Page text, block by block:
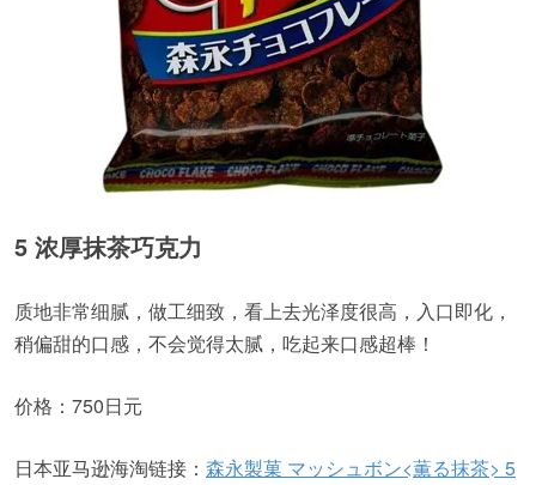
5 浓厚抹茶巧克力
质地非常细腻，做工细致，看上去光泽度很高，入口即化，
稍偏甜的口感，不会觉得太腻，吃起来口感超棒！
价格：750日元
日本亚马逊海淘链接： 森永製菓 マッシュボン<薫る抹茶> 5